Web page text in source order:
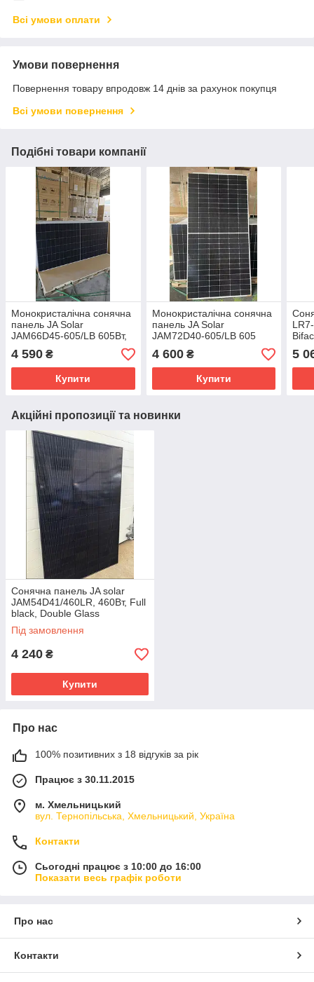
Всі умови оплати
Умови повернення
Повернення товару впродовж 14 днів за рахунок покупця
Всі умови повернення
Подібні товари компанії
Монокристалічна сонячна
панель JA Solar
JAM66D45-605/LB 605Вт,
n-type Bifacial
4 590 ₴
Купити
Монокристалічна сонячна
панель JA Solar
JAM72D40-605/LB 605
Wp, Bifacial N-type
4 600₴
Купити
5
Акційні пропозиції та новинки
Сонячна панель JA solar
JAM54D41/460LR, 460Вт, Full
black, Double Glass
Monofacial
Під замовлення
4 240 ₴
Купити
Про нас
100% позитивних з 18 відгуків за рік
Працює з 30.11.2015
м. Хмельницький
вул. Тернопільська, Хмельницький, Україна
Контакти
Сьогодні працює з 10:00 до 16:00
Показати весь графік роботи
Про нас
Контакти